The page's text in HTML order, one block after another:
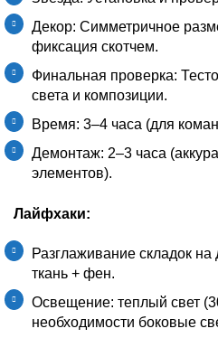
Декор: Симметричное
фиксация скотчем.
Финальная проверка:
света и композиции.
Время: 3–4 часа (для
Демонтаж: 2–3 часа
элементов).
Лайфхаки:
Разглаживание складок
ткань + фен.
Освещение: теплый свет
необходимости боковые